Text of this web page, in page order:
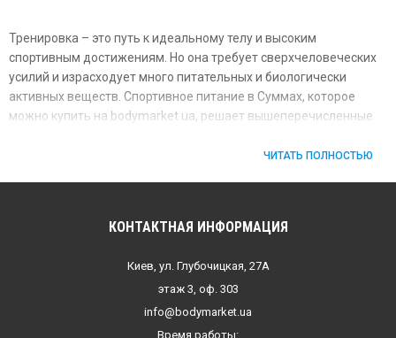
Тренировка – это путь к идеальному телу и высоким
спортивным достижениям. Но она требует сверхчеловеческих
усилий и израсходует много питательных и биологически
активных веществ. Спортивное питание в Суммах, которое
можно купить на bodymarket.ua, решает вышеперечисленные
поставляет организму необходимые нутриенты. Так какое же
мускулатуры и похудения
Большую часть нашего ассортимента составляют следующие
ЧИТАТЬ ПОЛНОСТЬЮ
КОНТАКТНАЯ ИНФОРМАЦИЯ
Киев, ул. Глубочицкая, 27А
этаж 3, оф. 303
info@bodymarket.ua
Время работы: